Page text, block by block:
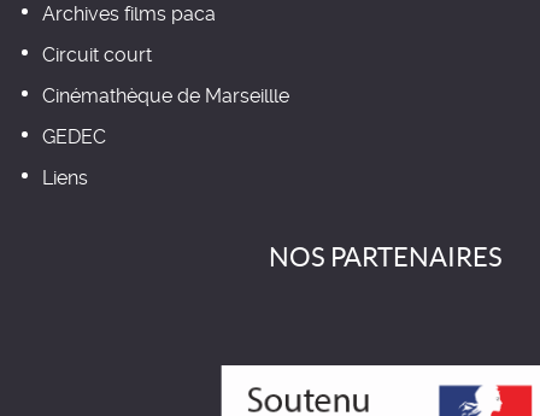
Archives films paca
Circuit court
Cinémathèque de Marseillle
GEDEC
Liens
NOS PARTENAIRES